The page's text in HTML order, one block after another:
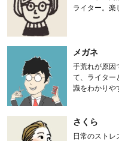
ライター。楽
メガネ
手荒れが原因
て、ライター
識をわかりや
さくら
日常のスト